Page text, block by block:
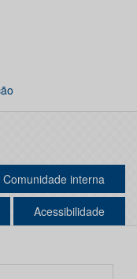
Comunidade interna
Acessibilidade